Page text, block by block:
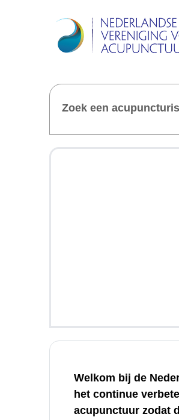
Zoek een
Welkom bij de
het continue
acupunctuur zodat